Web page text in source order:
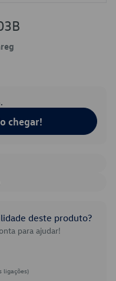
chegar!
deste produto?
para ajudar!
ligações)